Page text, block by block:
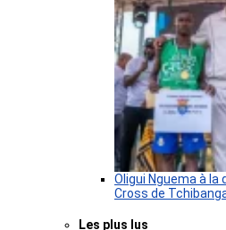
Oligui Nguema à la
Cross de
Les plus lus